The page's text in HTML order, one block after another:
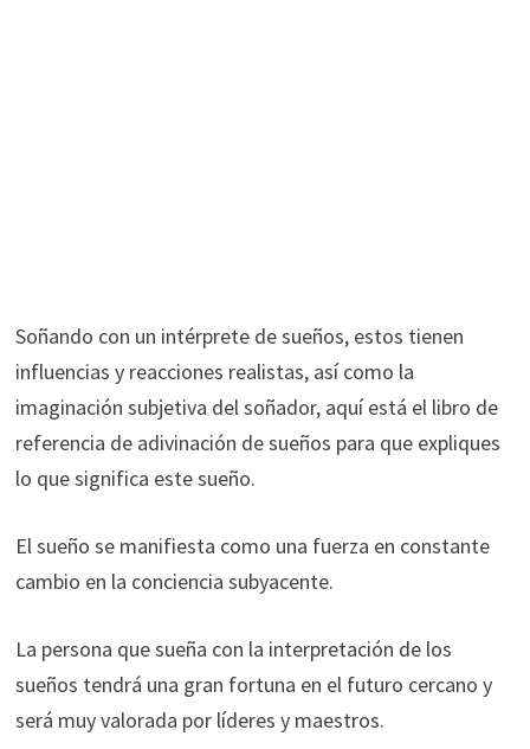
Soñando con un intérprete de sueños, estos tienen
influencias y reacciones realistas, así como la
imaginación subjetiva del soñador, aquí está el libro de
referencia de adivinación de sueños para que expliques
lo que significa este sueño.
El sueño se manifiesta como una fuerza en constante
cambio en la conciencia subyacente.
La persona que sueña con la interpretación de los
sueños tendrá una gran fortuna en el futuro cercano y
será muy valorada por líderes y maestros.